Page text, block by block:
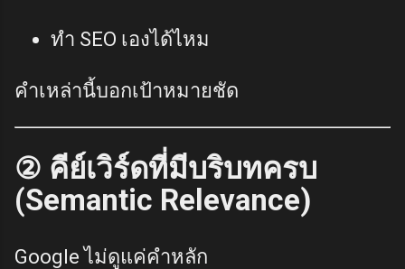
ทำ SEO เองได้ไหม
คำเหล่านี้บอกเป้าหมายชัด
② คีย์เวิร์ดที่มีบริบทครบ
(Semantic Relevance)
Google ไม่ดูแค่คำหลัก